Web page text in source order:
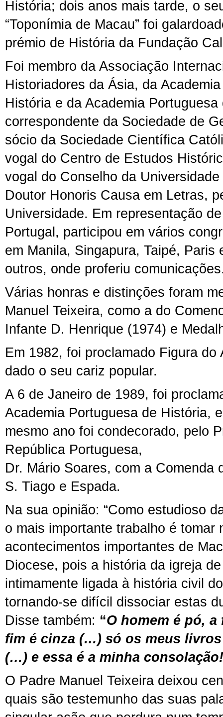
História; dois anos mais tarde, o
“Toponímia de Macau” foi
prémio de História da Fundação
Foi membro da Associação
Historiadores da Ásia, da
História e da Academia
correspondente da Sociedade de
sócio da Sociedade Científica
vogal do Centro de Estudos
vogal do Conselho da
Doutor Honoris Causa em Letras,
Universidade. Em representação
Portugal, participou em vários
em Manila, Singapura, Taipé, Paris
outros, onde proferiu
Várias honras e distinções foram
Manuel Teixeira, como a do
Infante D. Henrique (1974) e
Em 1982, foi proclamado Figura do
dado o seu cariz popular.
A 6 de Janeiro de 1989, foi
Academia Portuguesa de História,
mesmo ano foi condecorado, pelo
República Portuguesa,
Dr. Mário Soares, com a Comenda
S. Tiago e Espada.
Na sua opinião: “Como estudioso
o mais importante trabalho é tomar
acontecimentos importantes de
Diocese, pois a história da igreja
intimamente ligada à história civil
tornando-se difícil dissociar estas
Disse também: “O homem é pó, a
fim é cinza (…) só os meus
(…) e essa é a minha
O Padre Manuel Teixeira deixou
quais são testemunho das suas